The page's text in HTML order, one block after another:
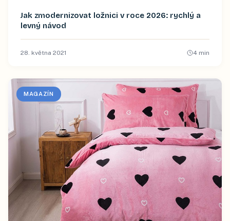
Jak zmodernizovat ložnici v roce 2026: rychlý a
levný návod
28. května 2021 4 min
MAGAZÍN